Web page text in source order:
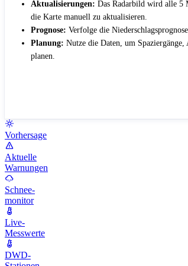
Aktualisierungen: Das Radarbild wird alle 5
die Karte manuell zu aktualisieren.
Prognose: Verfolge die
Planung: Nutze die Daten, um
planen.
Vorhersage
Aktuelle
Warnungen
Schnee-
monitor
Live-
Messwerte
DWD-